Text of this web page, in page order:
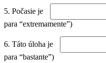
5. Počasie je
para “extremamente”)
6. Táto úloha je
para “bastante”)